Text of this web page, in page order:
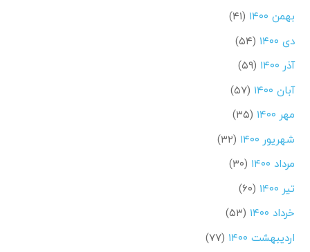
بهمن ۱۴۰۰
(۴۱)
دی ۱۴۰۰
(۵۴)
آذر ۱۴۰۰
(۵۹)
آبان ۱۴۰۰
(۵۷)
مهر ۱۴۰۰
(۳۵)
شهریور ۱۴۰۰
(۳۲)
مرداد ۱۴۰۰
(۳۰)
تیر ۱۴۰۰
(۶۰)
خرداد ۱۴۰۰
(۵۳)
اردیبهشت ۱۴۰۰
(۷۷)